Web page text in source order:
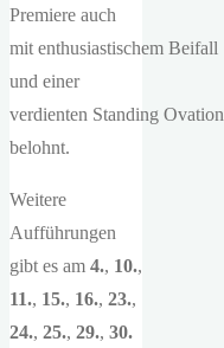
Premiere auch
mit enthusiastischem Beifall
und einer
verdienten Standing Ovation
belohnt.
Weitere
Aufführungen
gibt es am 4., 10.,
11., 15., 16., 23.,
24., 25., 29., 30.